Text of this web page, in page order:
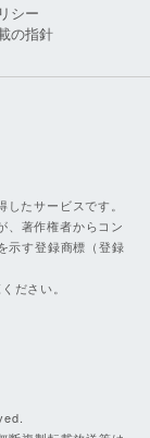
シー
の指針
たサービスです。
、著作権者からコン
示す登録商標（登録
ださい。